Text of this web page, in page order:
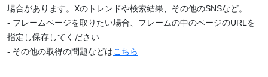
場合があります。Xのトレンドや検索結果、その他のSNSなど。
- フレームページを取りたい場合、フレームの中のページのURLを
指定し保存してください
- その他の取得の問題などはこちら